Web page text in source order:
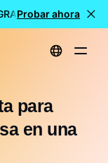
con Dreamina
Probar ahora
para
en una